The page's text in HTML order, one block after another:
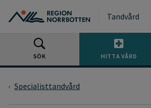
Tandvård
SÖK HITTA VÅRD
Specialisttandvård